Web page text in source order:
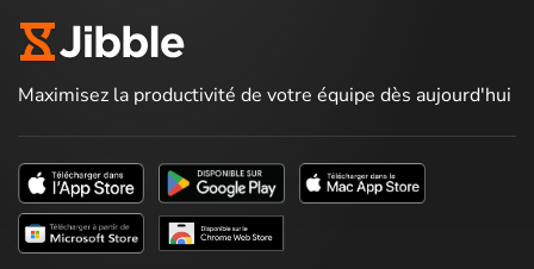
Maximisez la productivité de votre équipe dès aujourd'hui